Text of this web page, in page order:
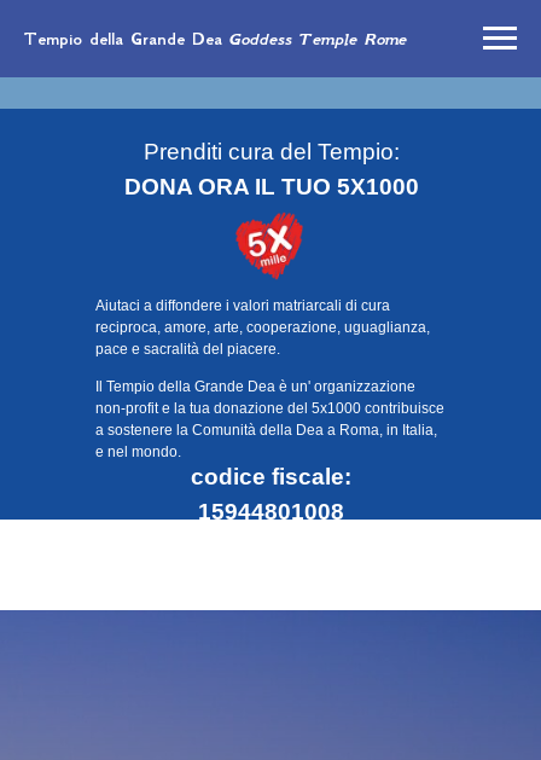
Prenditi cura del Tempio:
DONA ORA IL TUO 5X1000
Aiutaci a diffondere i valori matriarcali di cura
reciproca, amore, arte, cooperazione, uguaglianza,
pace e sacralità del piacere.
Il Tempio della Grande Dea è un' organizzazione
non-profit e la tua donazione del 5x1000 contribuisce
a sostenere la Comunità della Dea a Roma, in Italia,
e nel mondo.
codice fiscale:
15944801008
Tempio della Grande Dea Goddess Temple Rome